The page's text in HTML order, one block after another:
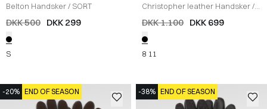
Belton Handsker/ SORT
DKK 500 DKK 299
S
Christopher leather Handsker/
BLACK
DKK 1.100 DKK 699
8 11
-20% END OF SEASON -38% END OF SEASON